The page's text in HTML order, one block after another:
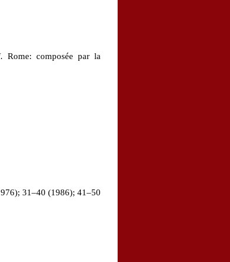
Rome: composée par la
31–40 (1986); 41–50